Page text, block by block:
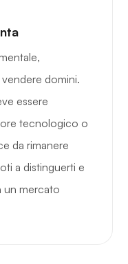
domini.
essere
tecnologico o
da rimanere
a distinguerti e
un mercato